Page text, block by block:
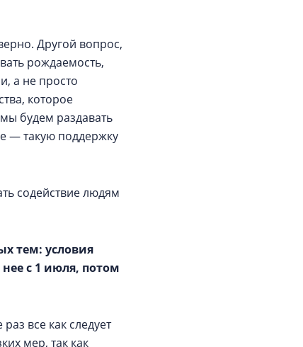
Другой вопрос,
рождаемость,
а не просто
которое
будем раздавать
— такую поддержку
содействие людям
тем: условия
с 1 июля, потом
все как следует
мер, так как